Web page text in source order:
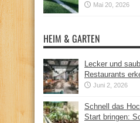
Mai 20, 2026
HEIM & GARTEN
Lecker und
Restaurants
Juni 2, 2026
Schnell das
Start bringen: